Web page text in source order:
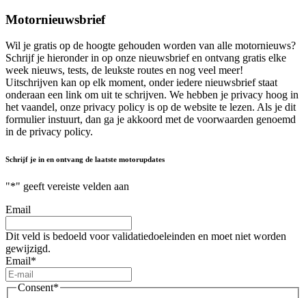
Motornieuwsbrief
Wil je gratis op de hoogte gehouden worden van alle motornieuws?
Schrijf je hieronder in op onze nieuwsbrief en ontvang gratis elke
week nieuws, tests, de leukste routes en nog veel meer!
Uitschrijven kan op elk moment, onder iedere nieuwsbrief staat
onderaan een link om uit te schrijven. We hebben je privacy hoog in
het vaandel, onze privacy policy is op de website te lezen. Als je dit
formulier instuurt, dan ga je akkoord met de voorwaarden genoemd
in de privacy policy.
Schrijf je in en ontvang de laatste motorupdates
"*" geeft vereiste velden aan
Email
Dit veld is bedoeld voor validatiedoeleinden en moet niet worden
gewijzigd.
Email*
Consent*